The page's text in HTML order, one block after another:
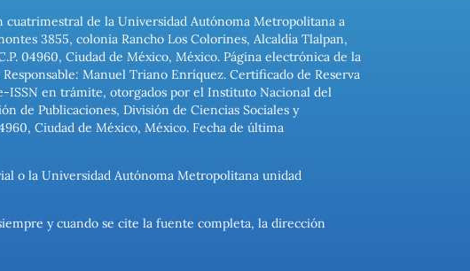
cuatrimestral de la Universidad Autónoma Metropolitana a
3855, colonia Rancho Los Colorines, Alcaldía Tlalpan,
04960, Ciudad de México, México. Página electrónica de la
Manuel Triano Enríquez. Certificado de Reserva
ISSN en trámite, otorgados por el Instituto Nacional del
de Publicaciones, División de Ciencias Sociales y
Ciudad de México, México. Fecha de última
o la Universidad Autónoma Metropolitana unidad
y cuando se cite la fuente completa, la dirección